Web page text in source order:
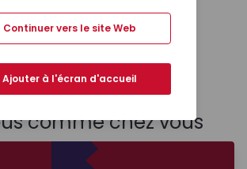
Précédent Suivant
?
comme chez vous
Continuer vers le site Web
Ajouter à l'écran d'accueil